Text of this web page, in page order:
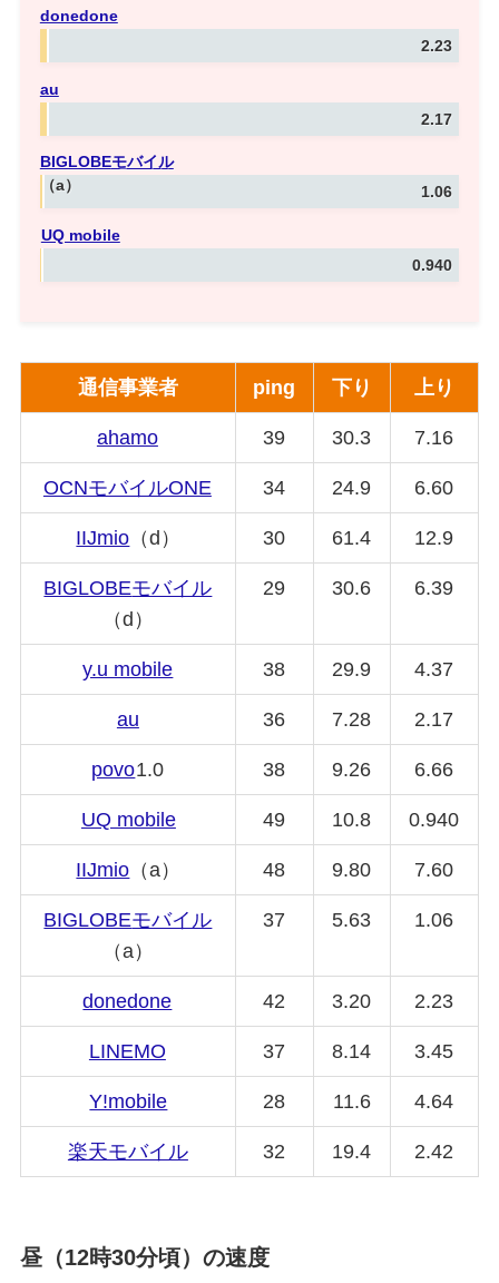
donedone
2.23
au
2.17
BIGLOBEモバイル
（a）
1.06
UQ mobile
0.940
通信事業者 ping 下り 上り
ahamo 39 30.3 7.16
OCNモバイルONE 34 24.9 6.60
IIJmio （d） 30 61.4 12.9
BIGLOBEモバイル
（d）
29 30.6 6.39
y.u mobile 38 29.9 4.37
au 36 7.28 2.17
povo1.0 38 9.26 6.66
UQ mobile 49 10.8 0.940
IIJmio （a） 48 9.80 7.60
BIGLOBEモバイル
（a）
37 5.63 1.06
donedone 42 3.20 2.23
LINEMO 37 8.14 3.45
Y!mobile 28 11.6 4.64
楽天モバイル 32 19.4 2.42
昼（12時30分頃）の速度